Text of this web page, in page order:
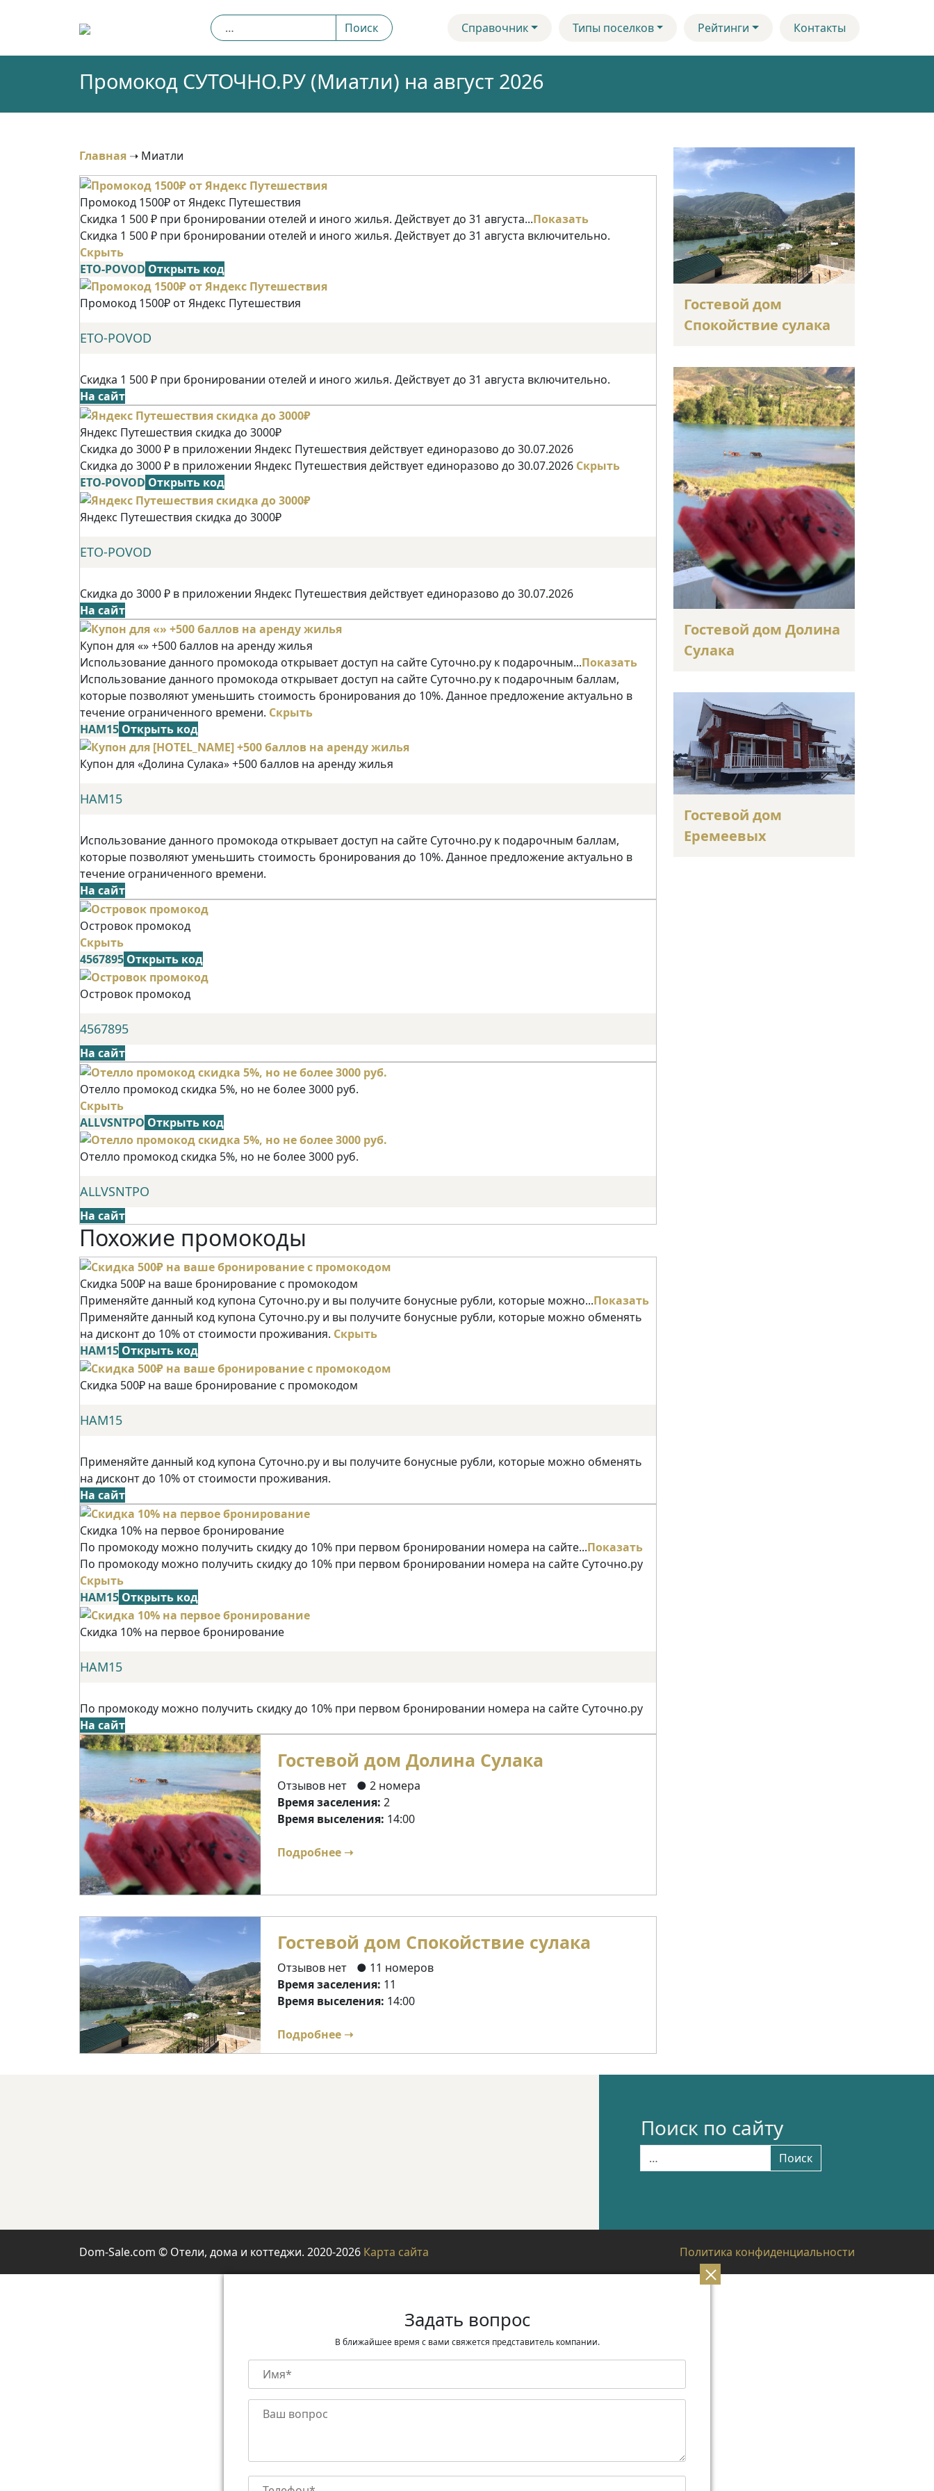
Найти: Поиск Справочник Типы поселков Рейтинги Контакты
Промокод СУТОЧНО.РУ (Миатли) на август 2026
Главная ➝ Миатли
Промокод 1500₽ от Яндекс Путешествия
Скидка 1 500 ₽ при бронировании отелей и иного жилья. Действует до 31 августа...Показать
Скидка 1 500 ₽ при бронировании отелей и иного жилья. Действует до 31 августа включительно.
Скрыть
ETO-POVOD Открыть код
Промокод 1500₽ от Яндекс Путешествия
ETO-POVOD
Скидка 1 500 ₽ при бронировании отелей и иного жилья. Действует до 31 августа включительно.
На сайт
Яндекс Путешествия скидка до 3000₽
Скидка до 3000 ₽ в приложении Яндекс Путешествия действует единоразово до 30.07.2026
Скидка до 3000 ₽ в приложении Яндекс Путешествия действует единоразово до 30.07.2026 Скрыть
ETO-POVOD Открыть код
Яндекс Путешествия скидка до 3000₽
ETO-POVOD
Скидка до 3000 ₽ в приложении Яндекс Путешествия действует единоразово до 30.07.2026
На сайт
Купон для «» +500 баллов на аренду жилья
Использование данного промокода открывает доступ на сайте Суточно.ру к подарочным...Показать
Использование данного промокода открывает доступ на сайте Суточно.ру к подарочным баллам,
которые позволяют уменьшить стоимость бронирования до 10%. Данное предложение актуально в
течение ограниченного времени. Скрыть
НАМ15 Открыть код
Купон для «Долина Сулака» +500 баллов на аренду жилья
НАМ15
Использование данного промокода открывает доступ на сайте Суточно.ру к подарочным баллам,
которые позволяют уменьшить стоимость бронирования до 10%. Данное предложение актуально в
течение ограниченного времени.
На сайт
Островок промокод
Скрыть
4567895 Открыть код
Островок промокод
4567895
На сайт
Отелло промокод скидка 5%, но не более 3000 руб.
Скрыть
ALLVSNTPO Открыть код
Отелло промокод скидка 5%, но не более 3000 руб.
ALLVSNTPO
На сайт
Похожие промокоды
Скидка 500₽ на ваше бронирование с промокодом
Применяйте данный код купона Суточно.ру и вы получите бонусные рубли, которые можно...Показать
Применяйте данный код купона Суточно.ру и вы получите бонусные рубли, которые можно обменять
на дисконт до 10% от стоимости проживания. Скрыть
НАМ15 Открыть код
Скидка 500₽ на ваше бронирование с промокодом
НАМ15
Применяйте данный код купона Суточно.ру и вы получите бонусные рубли, которые можно обменять
на дисконт до 10% от стоимости проживания.
На сайт
Скидка 10% на первое бронирование
По промокоду можно получить скидку до 10% при первом бронировании номера на сайте...Показать
По промокоду можно получить скидку до 10% при первом бронировании номера на сайте Суточно.ру
Скрыть
НАМ15 Открыть код
Скидка 10% на первое бронирование
НАМ15
По промокоду можно получить скидку до 10% при первом бронировании номера на сайте Суточно.ру
На сайт
Гостевой дом Долина Сулака
Отзывов нет
● 2 номера
Время заселения: 2
Время выселения: 14:00
Подробнее ➝
Гостевой дом Спокойствие сулака
Отзывов нет
● 11 номеров
Время заселения: 11
Время выселения: 14:00
Подробнее ➝
Гостевой дом
Спокойствие сулака
Гостевой дом Долина
Сулака
Гостевой дом
Еремеевых
Поиск по сайту
Поиск
Dom-Sale.com © Отели, дома и коттеджи. 2020-2026 Карта сайта Политика конфиденциальности
Задать вопрос
В ближайшее время с вами свяжется представитель компании.